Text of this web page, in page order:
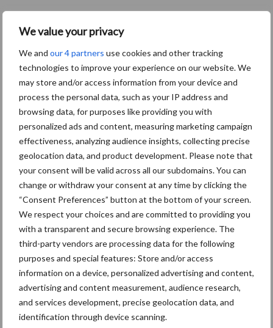
We value your privacy
We and our 4 partners use cookies and other tracking
technologies to improve your experience on our website. We
may store and/or access information from your device and
process the personal data, such as your IP address and
browsing data, for purposes like providing you with
personalized ads and content, measuring marketing campaign
effectiveness, analyzing audience insights, collecting precise
geolocation data, and product development. Please note that
your consent will be valid across all our subdomains. You can
change or withdraw your consent at any time by clicking the
“Consent Preferences” button at the bottom of your screen.
We respect your choices and are committed to providing you
with a transparent and secure browsing experience. The
third-party vendors are processing data for the following
purposes and special features: Store and/or access
information on a device, personalized advertising and content,
advertising and content measurement, audience research,
and services development, precise geolocation data, and
identification through device scanning.
Primaire
Recent nieuws Partner nieuws
hygieneoplossingen is in
Diergezondheid Bemesting Fokkerij
Mastitis Hittestress
Toon meer